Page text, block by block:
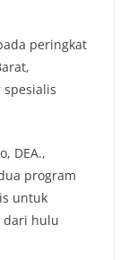
peringkat
DEA.,
program
untuk
dari hulu